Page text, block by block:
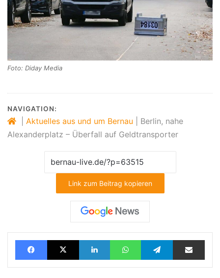
Foto: Diday Media
NAVIGATION:
Aktuelles aus und um Bernau
Berlin, nahe
Alexanderplatz – Überfall auf Geldtransporter
Link zum Beitrag kopieren
FacebookX LinkedInWhatsAppTelegramTeilen via E-Mail